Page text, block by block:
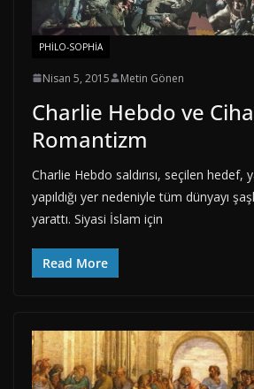
PHILO-SOPHIA
Nisan 5, 2015 Metin Gönen
Charlie Hebdo ve
Romantizm
Charlie Hebdo saldırısı, seçilen hedef,
yapıldığı yer nedeniyle tüm dünyayı
yarattı. Siyasi İslam için
Read More